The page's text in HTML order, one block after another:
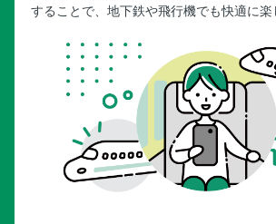
することで、地下鉄や飛行機でも快適に楽